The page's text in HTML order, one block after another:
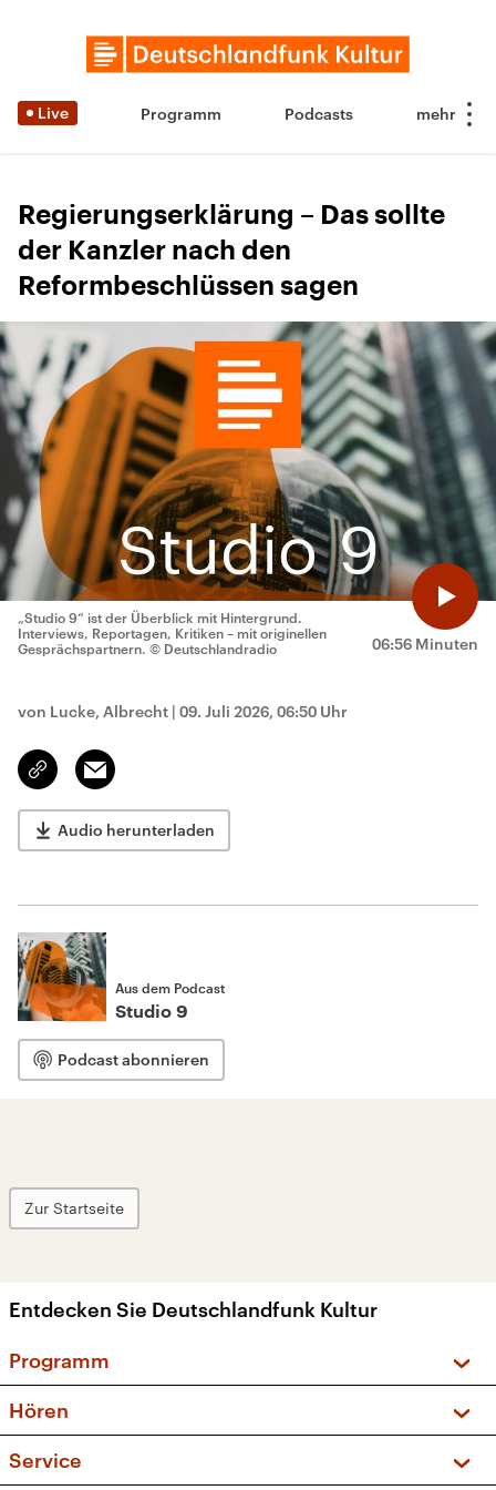
Live Programm Podcasts
Regierungserklärung – Das sollte
der Kanzler nach den
Reformbeschlüssen sagen
06:56 Minuten
„Studio 9“ ist der Überblick mit Hintergrund.
Interviews, Reportagen, Kritiken – mit originellen
Gesprächspartnern. © Deutschlandradio
von Lucke, Albrecht | 09. Juli 2026, 06:50 Uhr
Link
kopieren/teilen
Email
Audio herunterladen
Aus dem Podcast
Studio 9
Podcast abonnieren
Zur Startseite
Entdecken Sie Deutschlandfunk Kultur
Programm
Sendungen und Podcasts
Musikliste
Hören
Service